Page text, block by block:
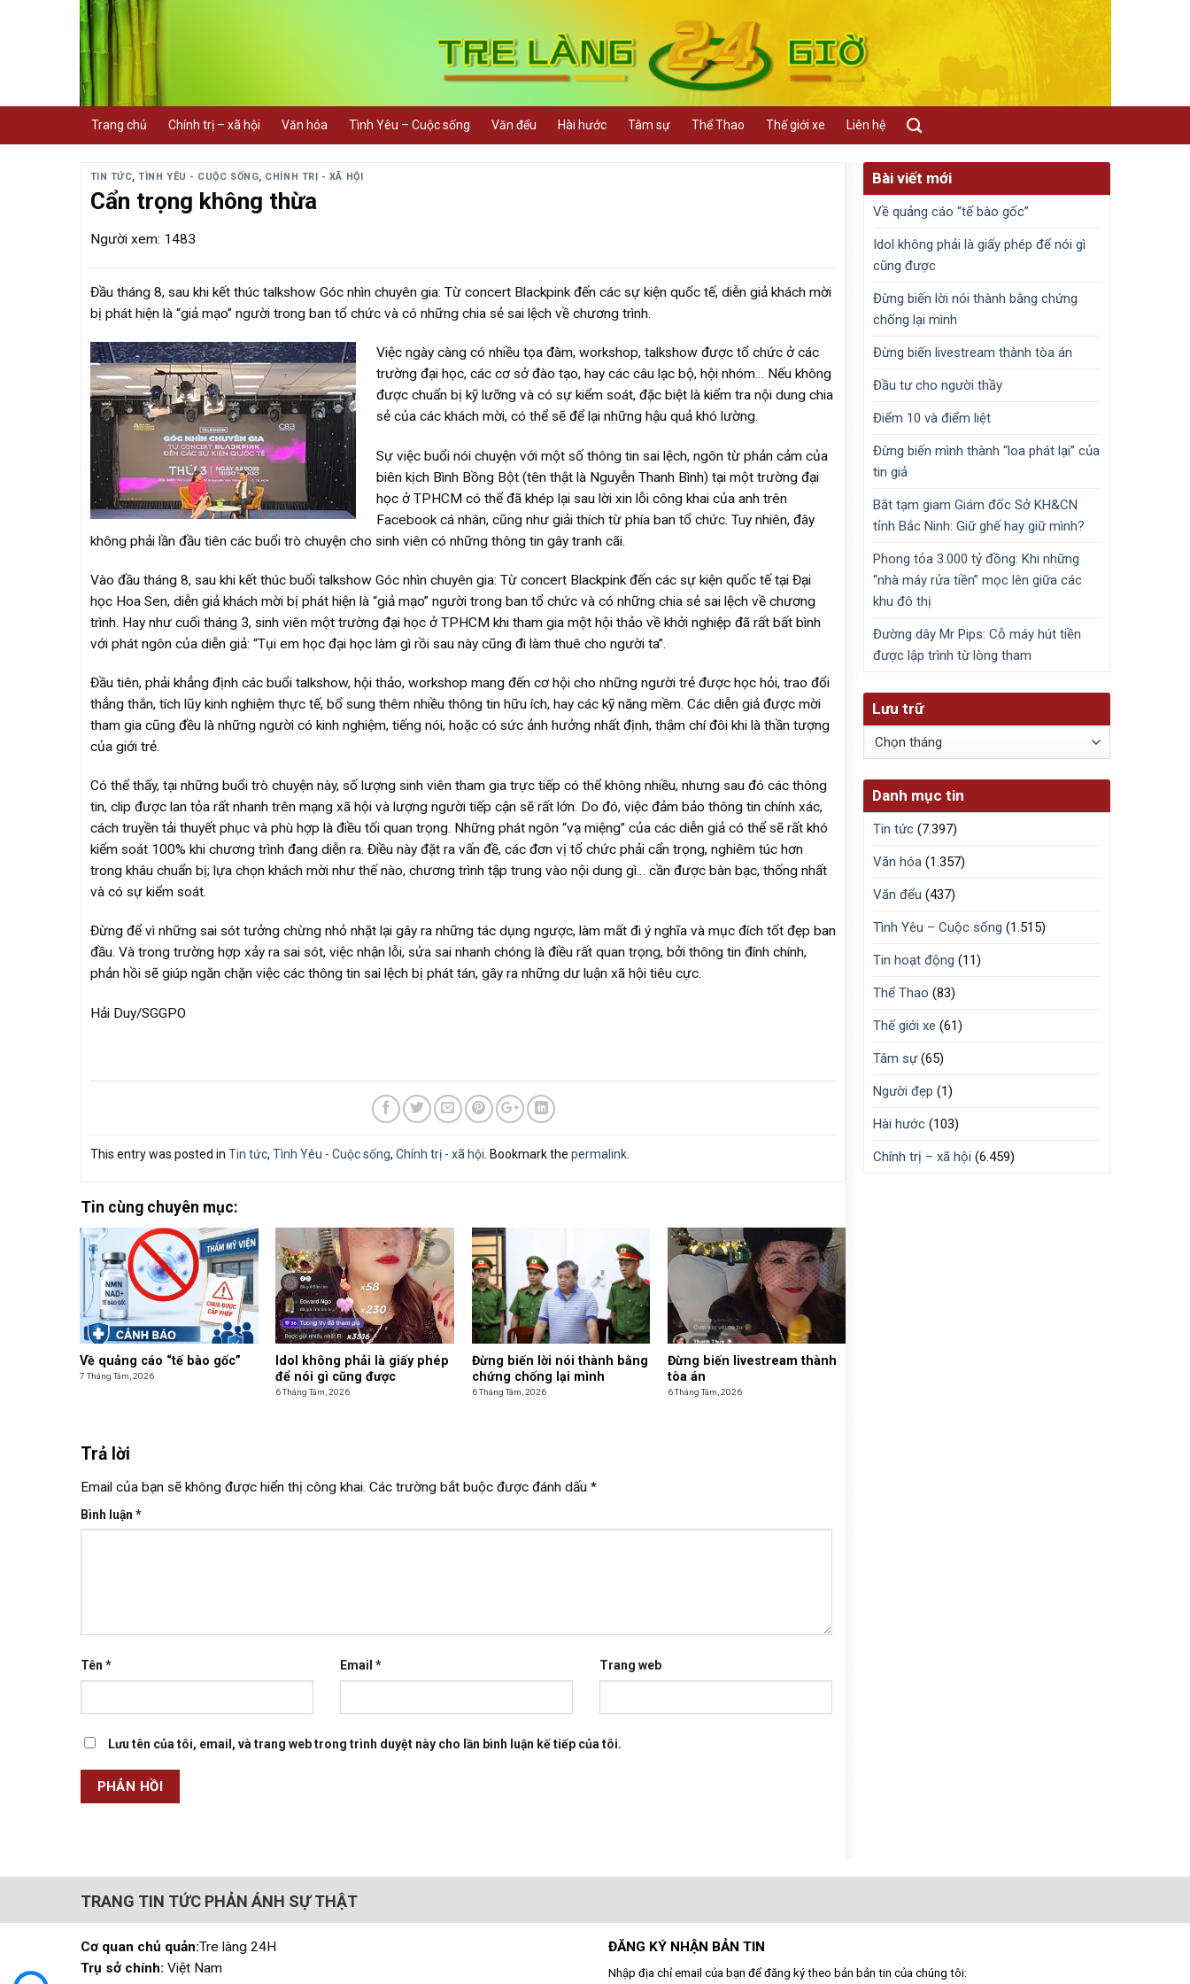
Trang chủ Chính trị – xã hội Văn hóa Tình Yêu – Cuộc sống Văn đểu Hài hước Tâm sự Thể Thao Thế giới xe Liên hệ
TIN TỨC,TÌNH YÊU - CUỘC SỐNG, CHÍNH TRỊ - XÃ HỘI
Cẩn trọng không thừa
Người xem: 1483
Đầu tháng 8, sau khi kết thúc talkshow Góc nhìn chuyên gia: Từ concert Blackpink đến các sự kiện quốc tế, diễn giả khách mời
bị phát hiện là “giả mạo” người trong ban tổ chức và có những chia sẻ sai lệch về chương trình.
Việc ngày càng có nhiều tọa đàm, workshop, talkshow được tổ chức ở các
trường đại học, các cơ sở đào tạo, hay các câu lạc bộ, hội nhóm… Nếu không
được chuẩn bị kỹ lưỡng và có sự kiểm soát, đặc biệt là kiểm tra nội dung chia
sẻ của các khách mời, có thể sẽ để lại những hậu quả khó lường.
Sự việc buổi nói chuyện với một số thông tin sai lệch, ngôn từ phản cảm của
biên kịch Bình Bồng Bột (tên thật là Nguyễn Thanh Bình) tại một trường đại
học ở TPHCM có thể đã khép lại sau lời xin lỗi công khai của anh trên
Facebook cá nhân, cũng như giải thích từ phía ban tổ chức. Tuy nhiên, đây
không phải lần đầu tiên các buổi trò chuyện cho sinh viên có những thông tin gây tranh cãi.
Vào đầu tháng 8, sau khi kết thúc buổi talkshow Góc nhìn chuyên gia: Từ concert Blackpink đến các sự kiện quốc tế tại Đại
học Hoa Sen, diễn giả khách mời bị phát hiện là “giả mạo” người trong ban tổ chức và có những chia sẻ sai lệch về chương
trình. Hay như cuối tháng 3, sinh viên một trường đại học ở TPHCM khi tham gia một hội thảo về khởi nghiệp đã rất bất bình
với phát ngôn của diễn giả: “Tụi em học đại học làm gì rồi sau này cũng đi làm thuê cho người ta”.
Đầu tiên, phải khẳng định các buổi talkshow, hội thảo, workshop mang đến cơ hội cho những người trẻ được học hỏi, trao đổi
thẳng thắn, tích lũy kinh nghiệm thực tế, bổ sung thêm nhiều thông tin hữu ích, hay các kỹ năng mềm. Các diễn giả được mời
tham gia cũng đều là những người có kinh nghiệm, tiếng nói, hoặc có sức ảnh hưởng nhất định, thậm chí đôi khi là thần tượng
của giới trẻ.
Có thể thấy, tại những buổi trò chuyện này, số lượng sinh viên tham gia trực tiếp có thể không nhiều, nhưng sau đó các thông
tin, clip được lan tỏa rất nhanh trên mạng xã hội và lượng người tiếp cận sẽ rất lớn. Do đó, việc đảm bảo thông tin chính xác,
cách truyền tải thuyết phục và phù hợp là điều tối quan trọng. Những phát ngôn “vạ miệng” của các diễn giả có thể sẽ rất khó
kiểm soát 100% khi chương trình đang diễn ra. Điều này đặt ra vấn đề, các đơn vị tổ chức phải cẩn trọng, nghiêm túc hơn
trong khâu chuẩn bị; lựa chọn khách mời như thế nào, chương trình tập trung vào nội dung gì… cần được bàn bạc, thống nhất
và có sự kiểm soát.
Đừng để vì những sai sót tưởng chừng nhỏ nhặt lại gây ra những tác dụng ngược, làm mất đi ý nghĩa và mục đích tốt đẹp ban
đầu. Và trong trường hợp xảy ra sai sót, việc nhận lỗi, sửa sai nhanh chóng là điều rất quan trọng, bởi thông tin đính chính,
phản hồi sẽ giúp ngăn chặn việc các thông tin sai lệch bị phát tán, gây ra những dư luận xã hội tiêu cực.
Hải Duy/SGGPO
This entry was posted in Tin tức, Tình Yêu - Cuộc sống, Chính trị - xã hội . Bookmark the permalink.
Tin cùng chuyên mục:
Về quảng cáo “tế bào gốc”
7 Tháng Tám, 2026
Idol không phải là giấy phép
để nói gì cũng được
6 Tháng Tám, 2026
Đừng biến lời nói thành bằng
chứng chống lại mình
6 Tháng Tám, 2026
Đừng biến livestream thành
tòa án
6 Tháng Tám, 2026
Trả lời
Email của bạn sẽ không được hiển thị công khai. Các trường bắt buộc được đánh dấu *
Bình luận *
Tên * Email * Trang web
Lưu tên của tôi, email, và trang web trong trình duyệt này cho lần bình luận kế tiếp của tôi.
Bài viết mới
Về quảng cáo “tế bào gốc”
Idol không phải là giấy phép để nói gì
cũng được
Đừng biến lời nói thành bằng chứng
chống lại mình
Đừng biến livestream thành tòa án
Đầu tư cho người thầy
Điểm 10 và điểm liệt
Đừng biến mình thành “loa phát lại” của
tin giả
Bắt tạm giam Giám đốc Sở KH&CN
tỉnh Bắc Ninh: Giữ ghế hay giữ mình?
Phong tỏa 3.000 tỷ đồng: Khi những
“nhà máy rửa tiền” mọc lên giữa các
khu đô thị
Đường dây Mr Pips: Cỗ máy hút tiền
được lập trình từ lòng tham
Lưu trữ
Lưu
Danh mục tin
Tin tức (7.397)
Văn hóa (1.357)
Văn đểu (437)
Tình Yêu – Cuộc sống (1.515)
Tin hoạt động (11)
Thể Thao (83)
Thế giới xe (61)
Tâm sự(65)
Người đẹp (1)
Hài hước (103)
Chính trị – xã hội (6.459)
TRANG TIN TỨC PHẢN ÁNH SỰ THẬT
Cơ quan chủ quản:Tre làng 24H
Trụ sở chính: Việt Nam
ĐĂNG KÝ NHẬN BẢN TIN
Nhập địa chỉ email của bạn để đăng ký theo bản bản tin của chúng tôi: